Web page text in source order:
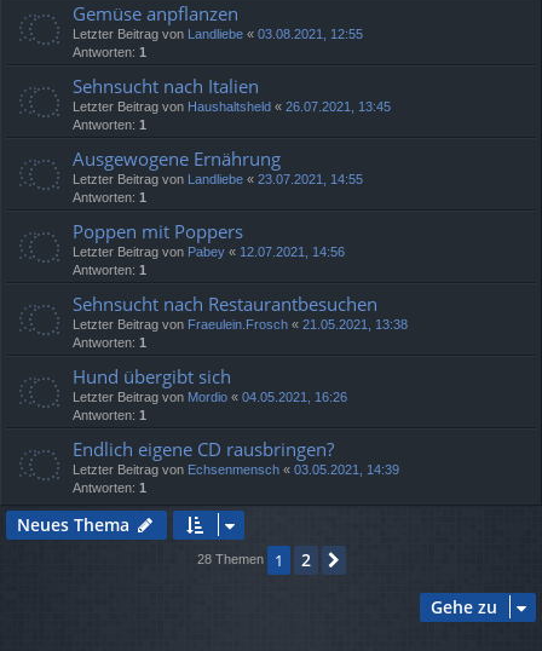
Gemüse anpflanzen
Letzter Beitrag von Landliebe « 03.08.2021, 12:55
Antworten: 1
Sehnsucht nach Italien
Letzter Beitrag von Haushaltsheld « 26.07.2021, 13:45
Antworten: 1
Ausgewogene Ernährung
Letzter Beitrag von Landliebe « 23.07.2021, 14:55
Antworten: 1
Poppen mit Poppers
Letzter Beitrag von Pabey « 12.07.2021, 14:56
Antworten: 1
Sehnsucht nach Restaurantbesuchen
Letzter Beitrag von Fraeulein.Frosch « 21.05.2021, 13:38
Antworten: 1
Hund übergibt sich
Letzter Beitrag von Mordio « 04.05.2021, 16:26
Antworten: 1
Endlich eigene CD rausbringen?
Letzter Beitrag von Echsenmensch « 03.05.2021, 14:39
Antworten: 1
Neues Thema
28 Themen 1 2
Gehe zu